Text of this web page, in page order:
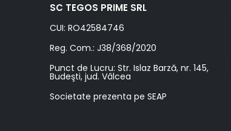
SC TEGOS PRIME SRL
CUI: RO42584746
Reg. Com.: J38/368/2020
Punct de Lucru: Str. Islaz Barză, nr. 145,
Budeşti, jud. Vâlcea
Societate prezenta pe SEAP